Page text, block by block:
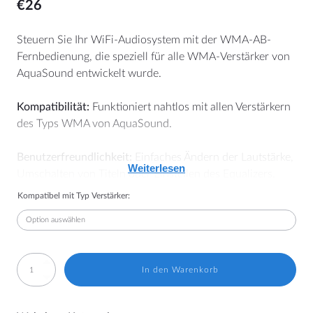
€26
Steuern Sie Ihr WiFi-Audiosystem mit der WMA-AB-
Fernbedienung, die speziell für alle WMA-Verstärker von
AquaSound entwickelt wurde.
Kompatibilität: Funktioniert nahtlos mit allen Verstärkern
des Typs WMA von AquaSound.
Benutzerfreundlichkeit:
Einfaches Ändern der Lautstärke,
Umschalten von Titeln oder Einstellen des Equalizers.
Einbau:Obwohl wir normalerweise empfehlen, den
Verstärker durch die Lautsprecheröffnung hinter der
Fernbedienung eine sichtbare Platzierung des Verstärkers.
Stellen Sie sicher, dass der Verstärker so platziert wird,
Weiterlesen
Kompatibel mit Typ Verstärker:
WMA-
AB
In den Warenkorb
Kontakt
Handbücher
Bedingungen und Konditionen
Cookie-Hinweis (EU)
MEHR
Blog